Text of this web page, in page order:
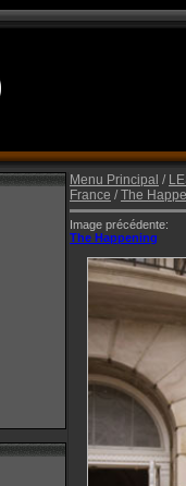
Menu Principal /
France / The
Image précédente:
The Happening